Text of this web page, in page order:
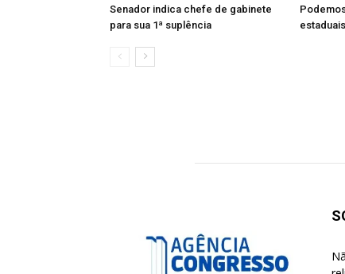
Senador indica chefe de gabinete
para sua 1ª suplência